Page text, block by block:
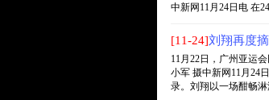
中新网11月24日电 在
[11-24]刘翔再度
11月22日，广州亚运
小军 摄中新网11月24
录。刘翔以一场酣畅